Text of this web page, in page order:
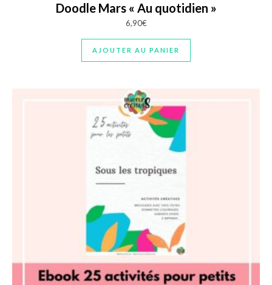
Doodle Mars « Au quotidien »
6,90€
AJOUTER AU PANIER